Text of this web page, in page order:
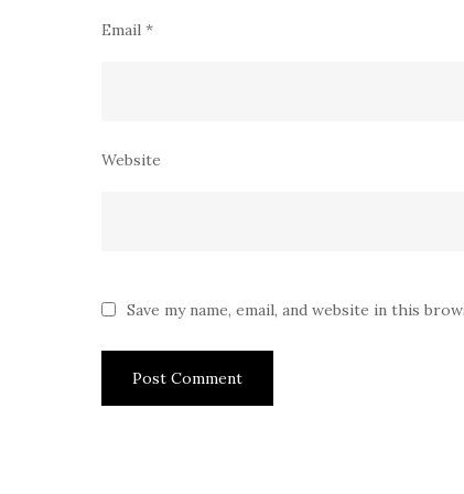
Email *
Website
Save my name, email, and website in this